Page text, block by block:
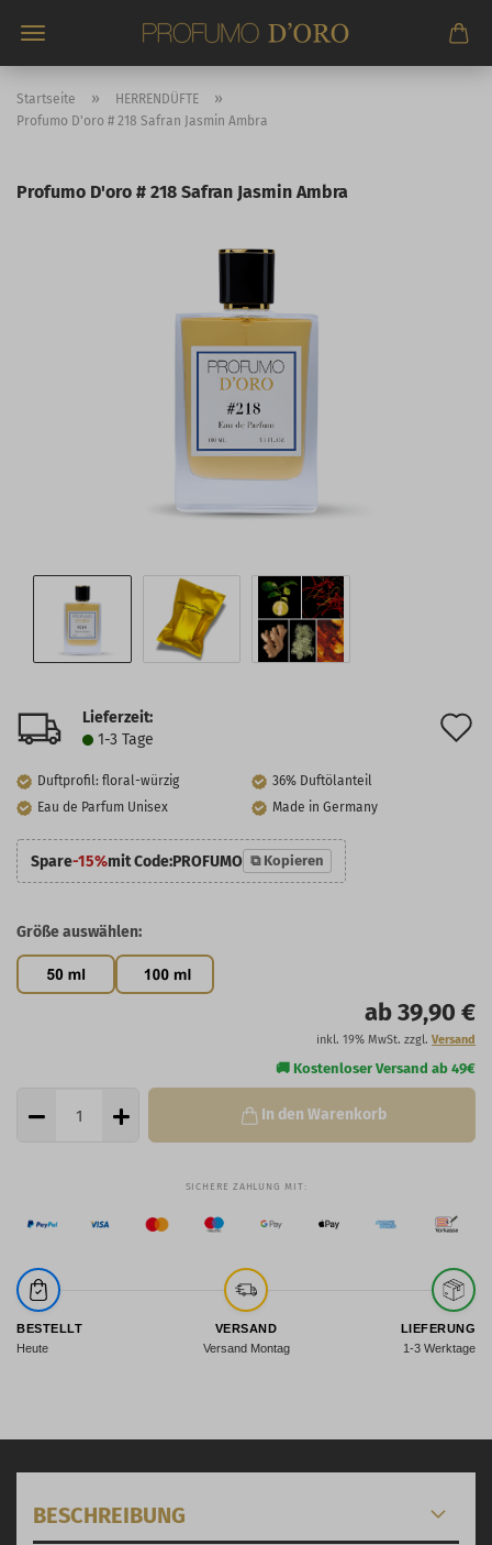
zum
Startseite » HERRENDÜFTE »
Profumo D'oro # 218 Safran Jasmin Ambra
Profumo D'oro # 218 Safran Jasmin Ambra
Lieferzeit:
1-3 Tage
Duftprofil: floral-würzig
36% Duftölanteil
Eau de Parfum Unisex
Made in Germany
Spare-15%mit Code:PROFUMO ⧉ Kopieren
Größe auswählen:
ab 39,90 €
inkl. 19% MwSt. zzgl. Versand
In den Warenkorb
BESTELLT
Heute
VERSAND
Versand Montag
LIEFERUNG
1-3 Werktage
BESCHREIBUNG